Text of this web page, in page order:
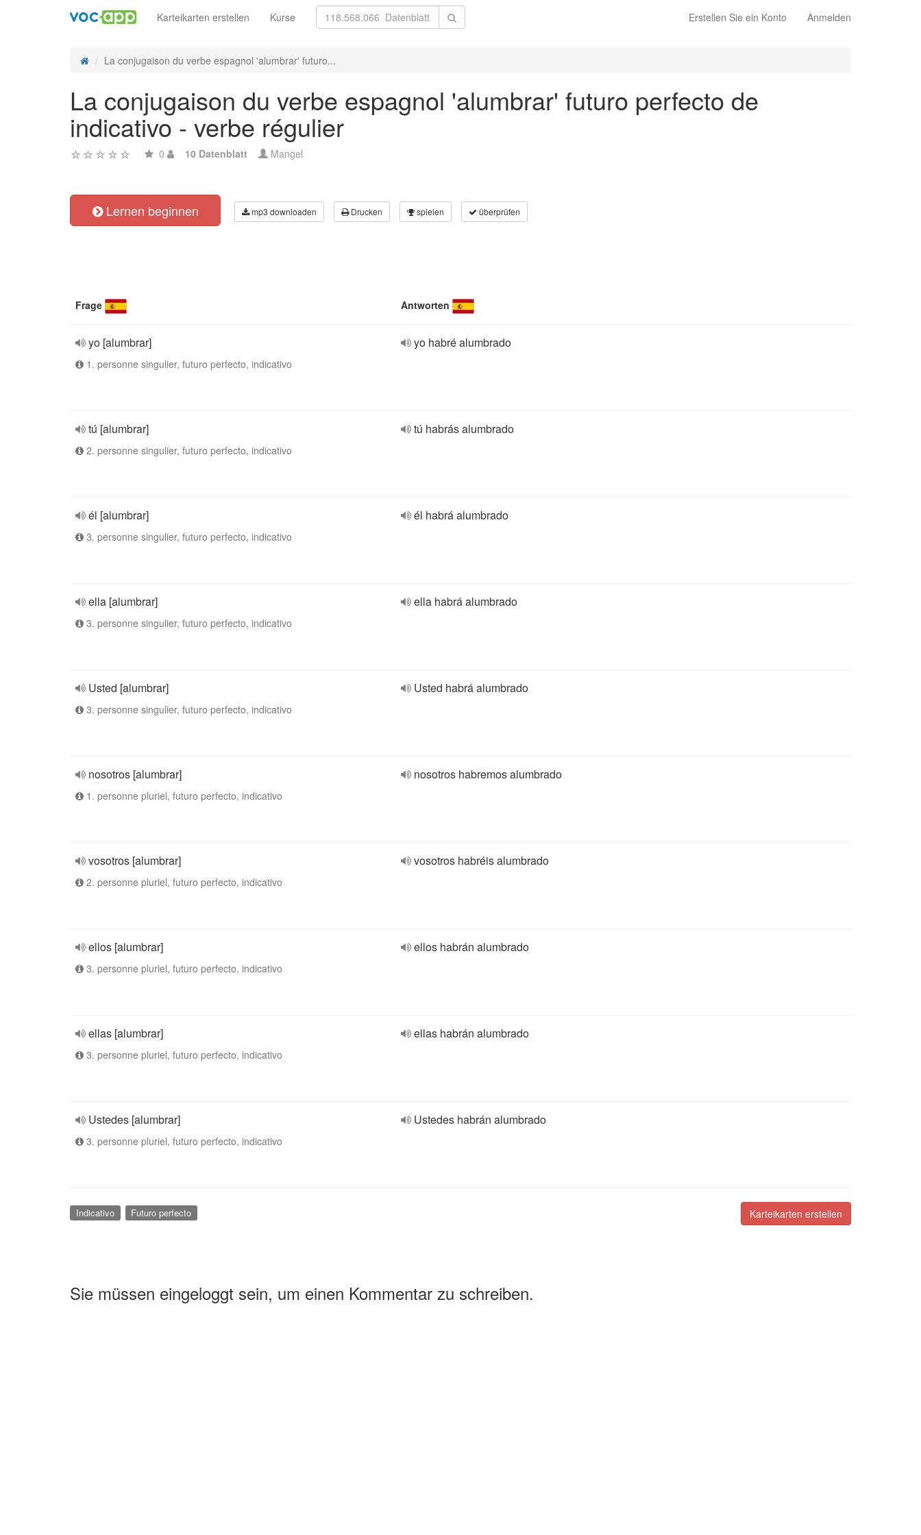
Erstellen Sie ein Konto Anmelden
Karteikarten erstellen Kurse
La conjugaison du verbe espagnol 'alumbrar' futuro...
La conjugaison du verbe espagnol 'alumbrar' futuro perfecto de
indicativo - verbe régulier
0 10 Datenblatt Mangel
Lernen beginnen mp3 downloaden Drucken spielen überprüfen
Frage Antworten
yo [alumbrar]
1. personne singulier, futuro perfecto, indicativo
yo habré alumbrado
tú [alumbrar]
2. personne singulier, futuro perfecto, indicativo
tú habrás alumbrado
él [alumbrar]
3. personne singulier, futuro perfecto, indicativo
él habrá alumbrado
ella [alumbrar]
3. personne singulier, futuro perfecto, indicativo
ella habrá alumbrado
Usted [alumbrar]
3. personne singulier, futuro perfecto, indicativo
Usted habrá alumbrado
nosotros [alumbrar]
1. personne pluriel, futuro perfecto, indicativo
nosotros habremos alumbrado
vosotros [alumbrar]
2. personne pluriel, futuro perfecto, indicativo
vosotros habréis alumbrado
ellos [alumbrar]
3. personne pluriel, futuro perfecto, indicativo
ellos habrán alumbrado
ellas [alumbrar]
3. personne pluriel, futuro perfecto, indicativo
ellas habrán alumbrado
Ustedes [alumbrar]
3. personne pluriel, futuro perfecto, indicativo
Ustedes habrán alumbrado
Karteikarten erstellen
Indicativo Futuro perfecto
Sie müssen eingeloggt sein, um einen Kommentar zu schreiben.